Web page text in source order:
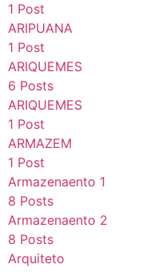
1 Post
ARIPUANA
1 Post
ARIQUEMES
6 Posts
ARIQUEMES
1 Post
ARMAZEM
1 Post
Armazenaento 1
8 Posts
Armazenaento 2
8 Posts
Arquiteto